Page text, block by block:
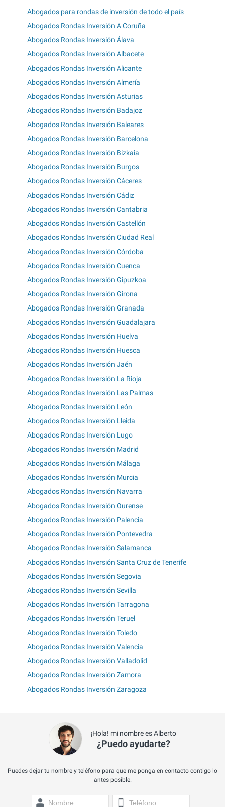
Abogados para rondas de inversión de todo el país
Abogados Rondas Inversión A Coruña
Abogados Rondas Inversión Álava
Abogados Rondas Inversión Albacete
Abogados Rondas Inversión Alicante
Abogados Rondas Inversión Almería
Abogados Rondas Inversión Asturias
Abogados Rondas Inversión Badajoz
Abogados Rondas Inversión Baleares
Abogados Rondas Inversión Barcelona
Abogados Rondas Inversión Bizkaia
Abogados Rondas Inversión Burgos
Abogados Rondas Inversión Cáceres
Abogados Rondas Inversión Cádiz
Abogados Rondas Inversión Cantabria
Abogados Rondas Inversión Castellón
Abogados Rondas Inversión Ciudad Real
Abogados Rondas Inversión Córdoba
Abogados Rondas Inversión Cuenca
Abogados Rondas Inversión Gipuzkoa
Abogados Rondas Inversión Girona
Abogados Rondas Inversión Granada
Abogados Rondas Inversión Guadalajara
Abogados Rondas Inversión Huelva
Abogados Rondas Inversión Huesca
Abogados Rondas Inversión Jaén
Abogados Rondas Inversión La Rioja
Abogados Rondas Inversión Las Palmas
Abogados Rondas Inversión León
Abogados Rondas Inversión Lleida
Abogados Rondas Inversión Lugo
Abogados Rondas Inversión Madrid
Abogados Rondas Inversión Málaga
Abogados Rondas Inversión Murcia
Abogados Rondas Inversión Navarra
Abogados Rondas Inversión Ourense
Abogados Rondas Inversión Palencia
Abogados Rondas Inversión Pontevedra
Abogados Rondas Inversión Salamanca
Abogados Rondas Inversión Santa Cruz de Tenerife
Abogados Rondas Inversión Segovia
Abogados Rondas Inversión Sevilla
Abogados Rondas Inversión Tarragona
Abogados Rondas Inversión Teruel
Abogados Rondas Inversión Toledo
Abogados Rondas Inversión Valencia
Abogados Rondas Inversión Valladolid
Abogados Rondas Inversión Zamora
Abogados Rondas Inversión Zaragoza
¡Hola! mi nombre es Alberto
¿Puedo ayudarte?
Puedes dejar tu nombre y teléfono para que me ponga en contacto contigo lo
antes posible.